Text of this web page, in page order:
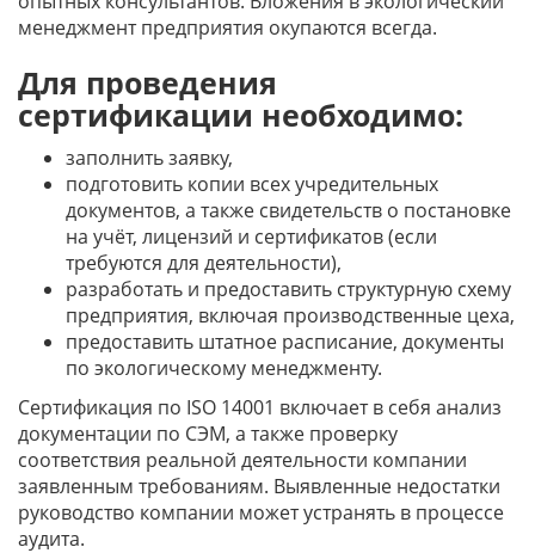
менеджмент предприятия окупаются всегда.
Для проведения
сертификации необходимо:
заполнить заявку,
подготовить копии всех учредительных
документов, а также свидетельств о постановке
на учёт, лицензий и сертификатов (если
требуются для деятельности),
разработать и предоставить структурную схему
предприятия, включая производственные цеха,
предоставить штатное расписание, документы
по экологическому менеджменту.
Сертификация по ISO 14001 включает в себя анализ
документации по СЭМ, а также проверку
соответствия реальной деятельности компании
заявленным требованиям. Выявленные недостатки
руководство компании может устранять в процессе
аудита.